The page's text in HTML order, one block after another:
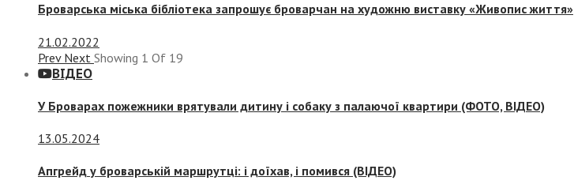
Броварська міська бібліотека запрошує броварчан на художню виставку «Живопис життя»
21.02.2022
Prev Next Showing 1 Of 19
ВІДЕО
У Броварах пожежники врятували дитину і собаку з палаючої квартири (ФОТО, ВІДЕО)
13.05.2024
Апгрейд у броварській маршрутці: і доїхав, і помився (ВІДЕО)